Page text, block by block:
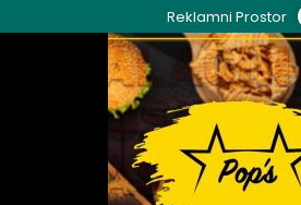
to
Reklamni Prostor